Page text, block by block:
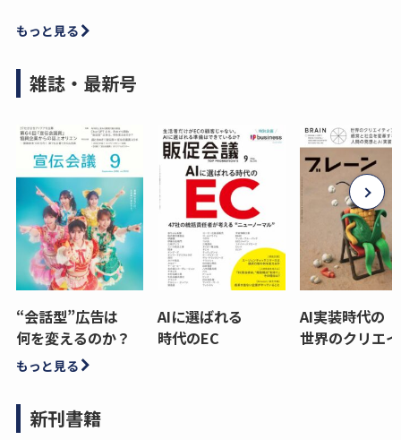
もっと見る
雑誌・最新号
“会話型”広告は
何を変えるのか？
AIに選ばれる
時代のEC
AI実装時代の
世界のクリエ
もっと見る
新刊書籍